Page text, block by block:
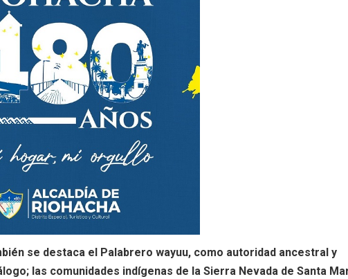
se destaca el Palabrero wayuu, como autoridad ancestral y
las comunidades indígenas de la Sierra Nevada de Santa